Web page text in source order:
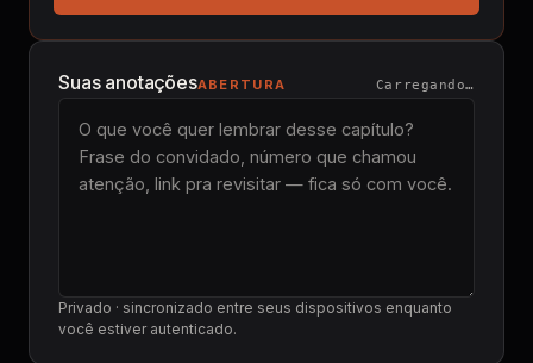
Suas anotaçõesABERTURA Carregando…
Privado · sincronizado entre seus dispositivos enquanto
você estiver autenticado.